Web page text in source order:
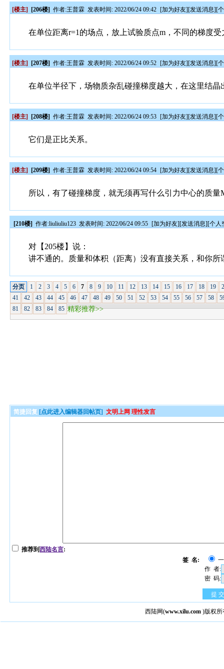
[楼主] [206楼] 作者:王普霖 发表时间: 2022/06/24 09:42 [加为好友][发送消息][
在单位距离r=1的场点，放上试验质点m，不同的梯度受
[楼主] [207楼] 作者:王普霖 发表时间: 2022/06/24 09:52 [加为好友][发送消息][
在单位半径下，场物质杂乱碰撞梯度越大，在这里结
[楼主] [208楼] 作者:王普霖 发表时间: 2022/06/24 09:53 [加为好友][发送消息][
它们是正比关系。
[楼主] [209楼] 作者:王普霖 发表时间: 2022/06/24 09:54 [加为好友][发送消息][
所以，有了碰撞梯度，就无须再写什么引力中心的质量
[210楼] 作者:liuliuliu123 发表时间: 2022/06/24 09:55 [加为好友][发送消息][个人
对【205楼】说：
讲不通的。质量和体积（距离）没有直接关系，和你
分页 1 2 3 4 5 6 7 8 9 10 11 12 13 14 15 16 17 18 19
41
42 43 44 45 46 47 48 49 50 51 52 53 54 55 56 57 58
81
82 83 84 85 精彩推荐>>
简捷回复 [点此进入编辑器回帖页] 文明上网 理性发言
推荐到西陆名言:
签 名:
作 者:
密 码:
提 交
西陆网(www.xilu.com )版权